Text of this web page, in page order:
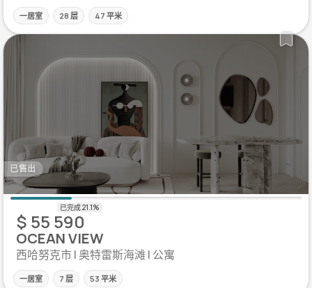
一居室 28 层 47 平米
已售出
$ 55 590
OCEAN VIEW
西哈努克市 | 奥特雷斯海滩 | 公寓
一居室 7 层 53 平米